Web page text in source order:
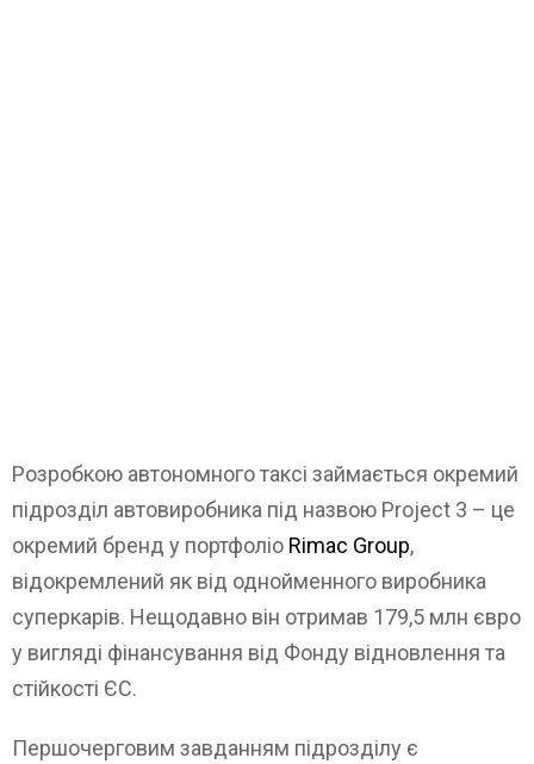
Розробкою автономного таксі займається окремий
підрозділ автовиробника під назвою Project 3 – це
окремий бренд у портфоліо Rimac Group,
відокремлений як від однойменного виробника
суперкарів. Нещодавно він отримав 179,5 млн євро
у вигляді фінансування від Фонду відновлення та
стійкості ЄС.
Першочерговим завданням підрозділу є